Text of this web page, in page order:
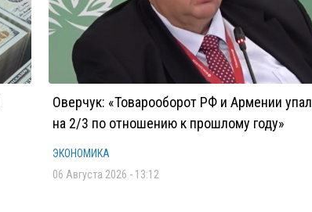
Оверчук: «Товарооборот РФ и Армении упал
на 2/3 по отношению к прошлому году»
ЭКОНОМИКА
06 Августа 2026 - 13:12